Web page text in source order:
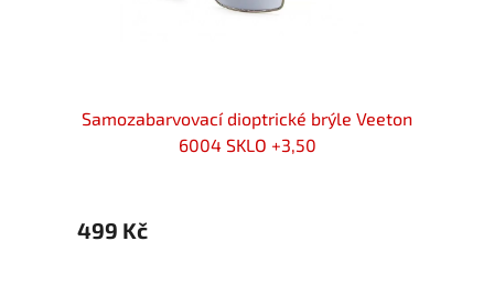
Samozabarvovací dioptrické brýle Veeton
6004 SKLO +3,50
499 Kč